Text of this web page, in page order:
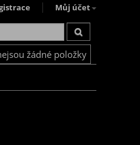
Můj účet
žádné položky